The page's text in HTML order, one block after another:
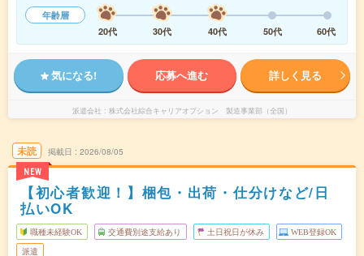
年齢層
20代
30代 40代 50代 60代
気になる! 応募へ進む 詳しく見る
派遣会社 株式会社綜合キャリアオプション 製造事業部（全国）
未読
NEW
掲載日 2026/08/05
【初心者歓迎！】梱包・出荷・仕分けなど/日
払いOK
職種未経験OK 交通費別途支給あり 土日祝日が休み WEB登録OK
派遣